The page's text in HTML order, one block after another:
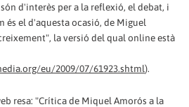
d'interès per a la reflexió, el debat, i
és el d'aquesta ocasió, de Miguel
la versió del qual online està
eu/2009/07/61923.shtml).
resa: "Crítica de Miquel Amorós a la